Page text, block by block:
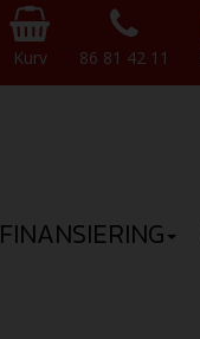
Kurv 86 81 42 11
FINANSIERING